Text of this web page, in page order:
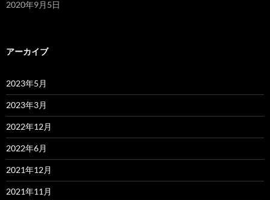
2020年9月5日
アーカイブ
2023年5月
2023年3月
2022年12月
2022年6月
2021年12月
2021年11月